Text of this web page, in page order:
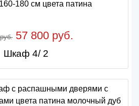
57 800 руб.
Шкаф 4/ 2